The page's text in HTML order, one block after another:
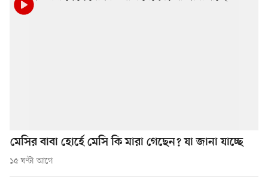
মেসির বাবা হোর্হে মেসি কি মারা গেছেন? যা জানা যাচ্ছে
১৫ ঘণ্টা আগে